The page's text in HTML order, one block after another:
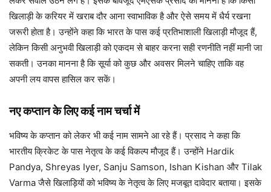
खिलाड़ी के करियर में खराब दौर आना स्वाभाविक है और ऐसे समय में धैर्य रखना
जरूरी होता है। उन्होंने कहा कि भारत के पास कई प्रतिभाशाली खिलाड़ी मौजूद हैं,
लेकिन किसी अनुभवी खिलाड़ी को एकदम से बाहर करना सही रणनीति नहीं मानी जा
सकती। उनका मानना है कि सूर्या को कुछ और अवसर मिलने चाहिए ताकि वह
अपनी लय वापस हासिल कर सकें।
नए कप्तान के लिए कई नाम चर्चा में
भविष्य के कप्तान को लेकर भी कई नाम सामने आ रहे हैं। प्रसाद ने कहा कि
भारतीय क्रिकेट के पास नेतृत्व के कई विकल्प मौजूद हैं। उन्होंने Hardik
Pandya, Shreyas Iyer, Sanju Samson, Ishan Kishan और Tilak
Varma जैसे खिलाड़ियों को भविष्य के नेतृत्व के लिए मजबूत दावेदार बताया। इसके